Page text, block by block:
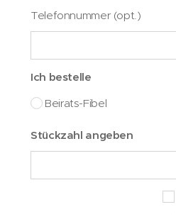
Telefonnummer (opt.)
Ich bestelle
Beirats-Fibel
Stückzahl angeben